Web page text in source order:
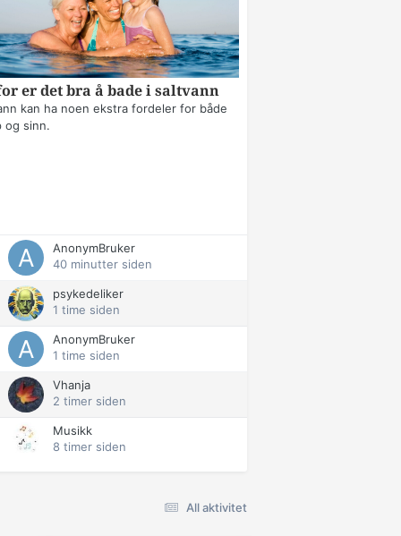
er det bra å bade i saltvann
kan ha noen ekstra fordeler for både
og sinn.
AnonymBruker
40 minutter siden
psykedeliker
1 time siden
AnonymBruker
1 time siden
Vhanja
2 timer siden
Musikk
8 timer siden
All aktivitet